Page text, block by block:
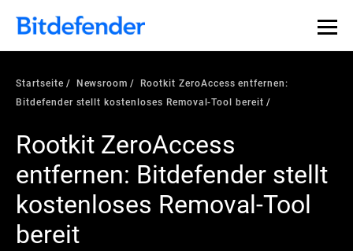
Startseite Newsroom
Rootkit ZeroAccess entfernen:
Bitdefender stellt kostenloses Removal-Tool bereit
Rootkit ZeroAccess
entfernen: Bitdefender stellt
kostenloses Removal-Tool
bereit